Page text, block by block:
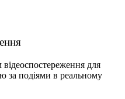
для
за подіями в реальному